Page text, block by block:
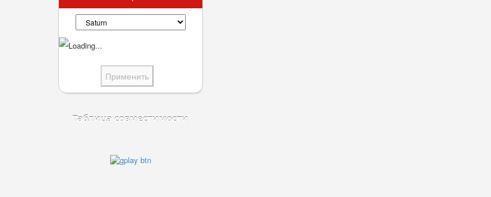
Таблица совместимости